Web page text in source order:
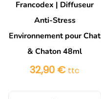
Francodex | Diffuseur
Anti-Stress
Environnement pour Chat
& Chaton 48ml
32,90 € ttc